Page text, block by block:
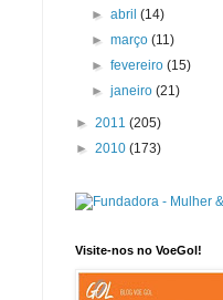
►abril(14)
►março(11)
►fevereiro(15)
►janeiro(21)
► 2011 (205)
► 2010 (173)
Visite-nos no VoeGol!